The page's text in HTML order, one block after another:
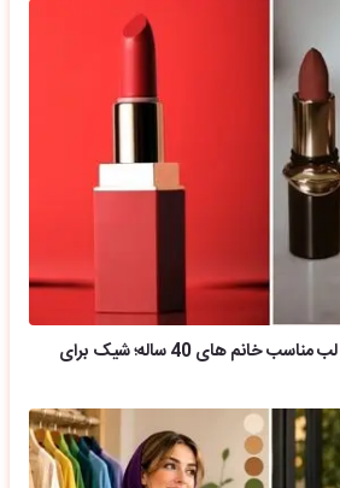
ایده آل ترین رنگ های رژ لب مناسب خانم های 40 ساله؛ شیک برای